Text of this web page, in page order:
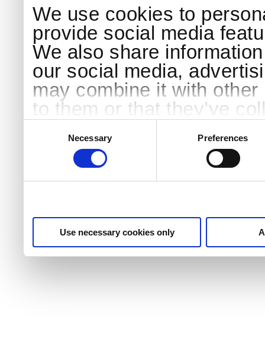
We use cookies to
provide social media
We also share
our social media,
may combine it with
to them or that they’ve
Necessary Preferences
Use necessary cookies only